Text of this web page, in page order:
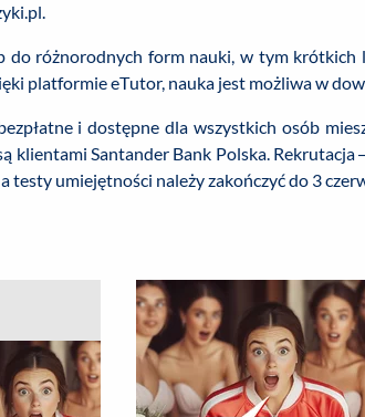
do różnorodnych form nauki, w tym krótkich
platformie eTutor, nauka jest możliwa w
i dostępne dla wszystkich osób
klientami Santander Bank Polska.
testy umiejętności należy zakończyć do 3